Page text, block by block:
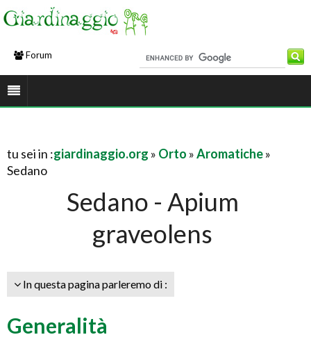
Forum
tu sei in :giardinaggio.org » Orto »Aromatiche»
Sedano
Sedano - Apium
graveolens
In questa pagina parleremo di :
Generalità